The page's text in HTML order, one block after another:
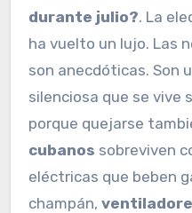
durante julio?. La
ha vuelto un lujo. Las
son anecdóticas. Son
silenciosa que se vive
porque quejarse
cubanos sobreviven
eléctricas que beben
champán,